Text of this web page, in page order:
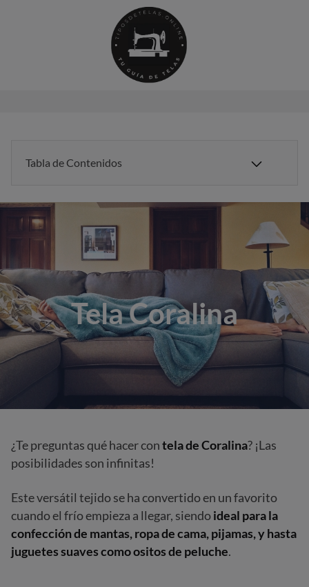
Tabla de Contenidos
Tela Coralina
¿Te preguntas qué hacer contela de Coralina? ¡Las
posibilidades son infinitas!
Este versátil tejido se ha convertido en un favorito
cuando el frío empieza a llegar, siendoideal para la
confección de mantas, ropa de cama, pijamas, y hasta
juguetes suaves como ositos de peluche.